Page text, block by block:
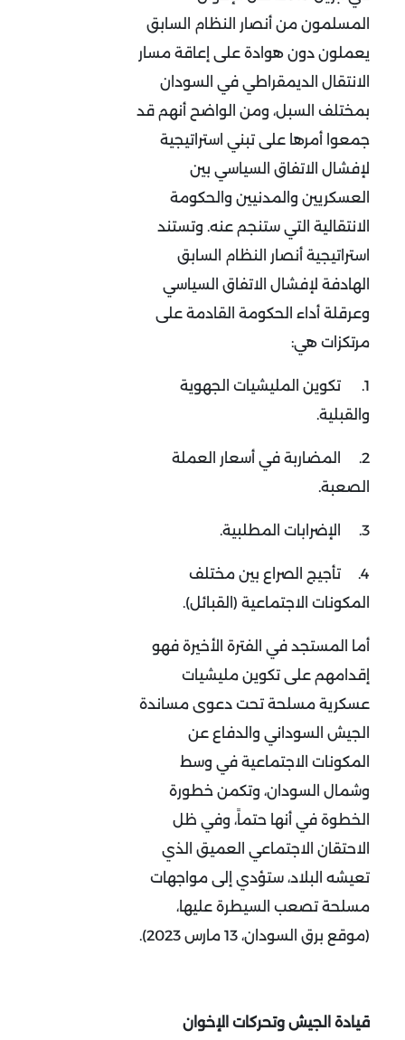
المسلمون من أنصار النظام السابق
يعملون دون هوادة على إعاقة مسار
الانتقال الديمقراطي في السودان
بمختلف السبل، ومن الواضح أنهم قد
جمعوا أمرها على تبني استراتيجية
لإفشال الاتفاق السياسي بين
العسكريين والمدنيين والحكومة
الانتقالية التي ستنجم عنه. وتستند
استراتيجية أنصار النظام السابق
الهادفة لإفشال الاتفاق السياسي
وعرقلة أداء الحكومة القادمة على
مرتكزات هي:
1.
تكوين المليشيات الجهوية
والقبلية.
2.
المضاربة في أسعار العملة
الصعبة.
3. الإضرابات المطلبية.
4.
تأجيج الصراع بين مختلف
المكونات الاجتماعية (القبائل).
أما المستجد في الفترة الأخيرة فهو
إقدامهم على تكوين مليشيات
عسكرية مسلحة تحت دعوى مساندة
الجيش السوداني والدفاع عن
المكونات الاجتماعية في وسط
وشمال السودان، وتكمن خطورة
الخطوة في أنها حتماً، وفي ظل
الاحتقان الاجتماعي العميق الذي
تعيشه البلاد، ستؤدي إلى مواجهات
مسلحة تصعب السيطرة عليها،
(موقع برق السودان، 13 مارس 2023).
قيادة الجيش وتحركات الإخوان